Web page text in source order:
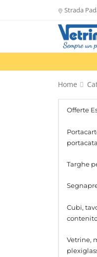
Strada
Home
Offerte
Targhe
Cubi,
Vetrine,